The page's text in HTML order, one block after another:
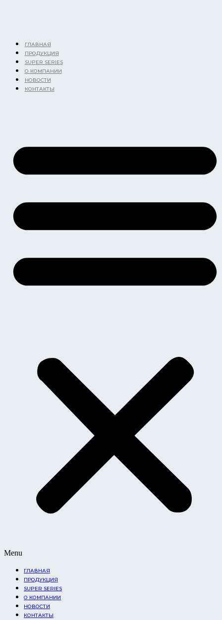
ГЛАВНАЯ
ПРОДУКЦИЯ
SUPER SERIES
О КОМПАНИИ
НОВОСТИ
КОНТАКТЫ
Menu
ГЛАВНАЯ
ПРОДУКЦИЯ
SUPER SERIES
О КОМПАНИИ
НОВОСТИ
КОНТАКТЫ